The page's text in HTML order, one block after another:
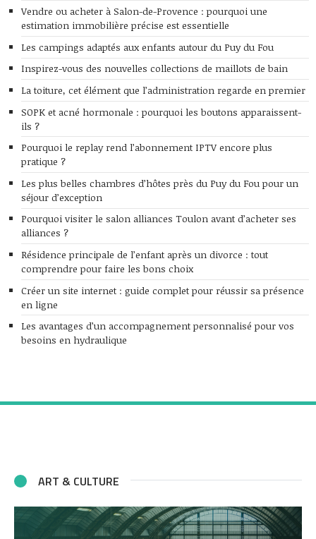
Vendre ou acheter à Salon-de-Provence : pourquoi une
estimation immobilière précise est essentielle
Les campings adaptés aux enfants autour du Puy du Fou
Inspirez-vous des nouvelles collections de maillots de bain
La toiture, cet élément que l’administration regarde en premier
SOPK et acné hormonale : pourquoi les boutons apparaissent-
ils ?
Pourquoi le replay rend l’abonnement IPTV encore plus
pratique ?
Les plus belles chambres d’hôtes près du Puy du Fou pour un
séjour d’exception
Pourquoi visiter le salon alliances Toulon avant d’acheter ses
alliances ?
Résidence principale de l’enfant après un divorce : tout
comprendre pour faire les bons choix
Créer un site internet : guide complet pour réussir sa présence
en ligne
Les avantages d’un accompagnement personnalisé pour vos
besoins en hydraulique
ART & CULTURE